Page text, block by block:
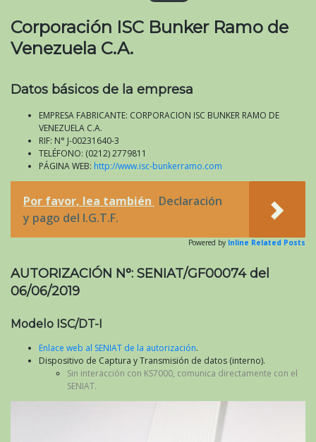
Corporación ISC Bunker Ramo de
Venezuela C.A.
Datos básicos de la empresa
EMPRESA FABRICANTE: CORPORACION ISC BUNKER RAMO DE
VENEZUELA C.A.
RIF: N° J-00231640-3
TELÉFONO: (0212) 2779811
PÁGINA WEB: http://www.isc-bunkerramo.com
Por favor, lea también Declaración
y pago del I.G.T.F.
Powered by Inline Related Posts
AUTORIZACIÓN N°: SENIAT/GF00074 del
06/06/2019
Modelo ISC/DT-I
Enlace web al SENIAT de la autorización.
Dispositivo de Captura y Transmisión de datos (interno).
Sin interacción con KS7000, comunica directamente con el
SENIAT.